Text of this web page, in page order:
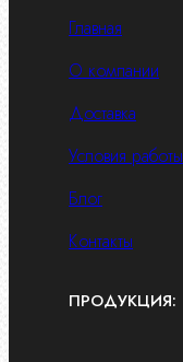
Главная
О компании
Доставка
Условия работы
Блог
Контакты
ПРОДУКЦИЯ: